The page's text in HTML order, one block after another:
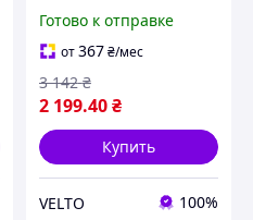
розовые кожаные
летние брендовые
Готово к отправке
от367₴/мес
2 199.40₴
3 142 ₴
Купить
VELTO 100%